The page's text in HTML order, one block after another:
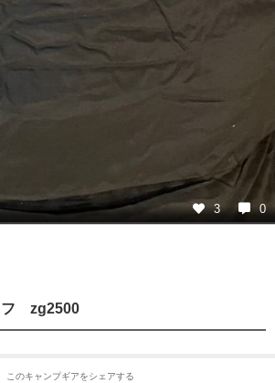
3 0
フ zg2500
このキャンプギアをシェアする